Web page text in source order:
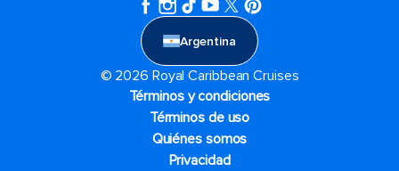
Argentina
© 2026 Royal Caribbean Cruises
Términos y condiciones
Términos de uso
Quiénes somos
Privacidad